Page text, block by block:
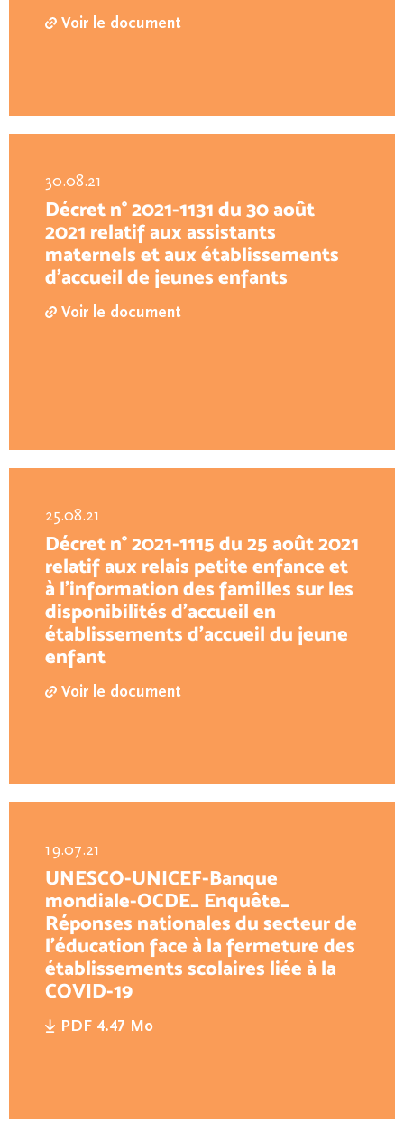
Voir le document
30.08.21
Décret n° 2021-1131 du 30 août
2021 relatif aux assistants
maternels et aux établissements
d'accueil de jeunes enfants
Voir le document
25.08.21
Décret n° 2021-1115 du 25 août 2021
relatif aux relais petite enfance et
à l'information des familles sur les
disponibilités d'accueil en
établissements d'accueil du jeune
enfant
Voir le document
19.07.21
UNESCO-UNICEF-Banque
mondiale-OCDE_ Enquête_
Réponses nationales du secteur de
l’éducation face à la fermeture des
établissements scolaires liée à la
COVID-19
PDF 4.47 Mo